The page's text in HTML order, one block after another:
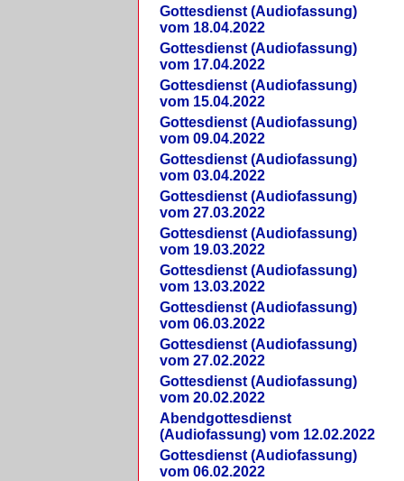
Gottesdienst (Audiofassung)
vom 18.04.2022
Gottesdienst (Audiofassung)
vom 17.04.2022
Gottesdienst (Audiofassung)
vom 15.04.2022
Gottesdienst (Audiofassung)
vom 09.04.2022
Gottesdienst (Audiofassung)
vom 03.04.2022
Gottesdienst (Audiofassung)
vom 27.03.2022
Gottesdienst (Audiofassung)
vom 19.03.2022
Gottesdienst (Audiofassung)
vom 13.03.2022
Gottesdienst (Audiofassung)
vom 06.03.2022
Gottesdienst (Audiofassung)
vom 27.02.2022
Gottesdienst (Audiofassung)
vom 20.02.2022
Abendgottesdienst
(Audiofassung) vom 12.02.2022
Gottesdienst (Audiofassung)
vom 06.02.2022